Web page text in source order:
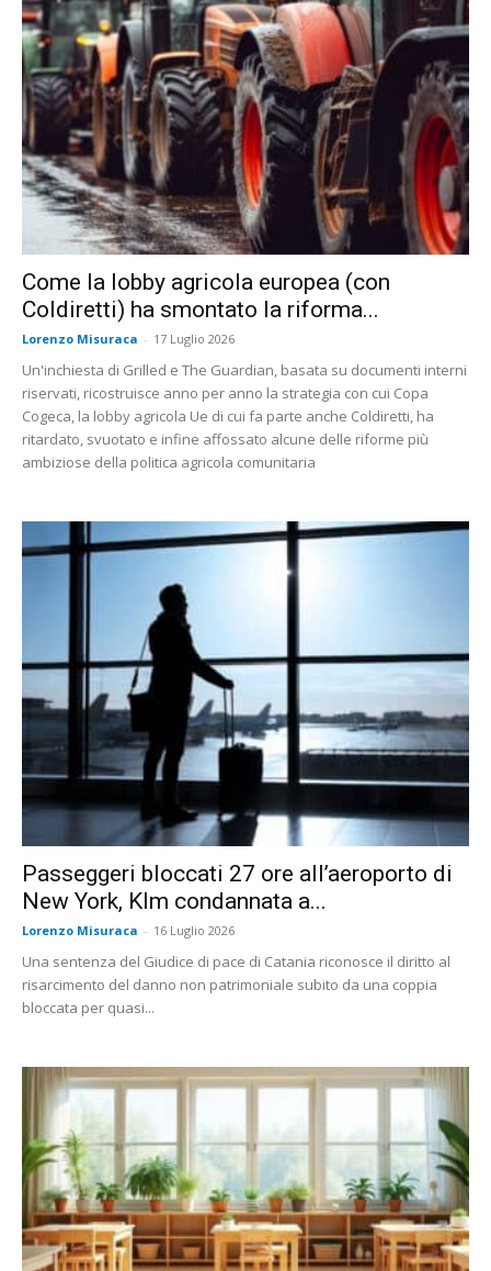
Come la lobby agricola europea (con
Coldiretti) ha smontato la riforma...
Lorenzo Misuraca - 17 Luglio 2026
Un'inchiesta di Grilled e The Guardian, basata su documenti interni
riservati, ricostruisce anno per anno la strategia con cui Copa
Cogeca, la lobby agricola Ue di cui fa parte anche Coldiretti, ha
ritardato, svuotato e infine affossato alcune delle riforme più
ambiziose della politica agricola comunitaria
Passeggeri bloccati 27 ore all’aeroporto di
New York, Klm condannata a...
Lorenzo Misuraca - 16 Luglio 2026
Una sentenza del Giudice di pace di Catania riconosce il diritto al
risarcimento del danno non patrimoniale subito da una coppia
bloccata per quasi...